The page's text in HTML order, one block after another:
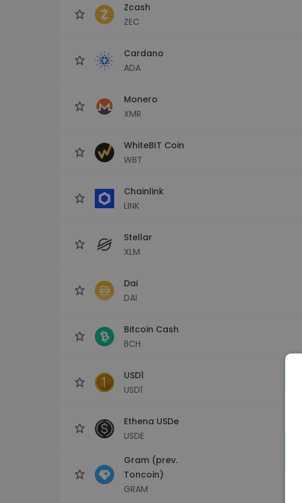
Zcash
ZEC
Cardano
ADA
Monero
XMR
WhiteBIT Coin
WBT
Chainlink
LINK
Stellar
XLM
Dai
DAI
Bitcoin Cash
BCH
USD1
USD1
Ethena USDe
USDE
Gram (prev.
Toncoin)
GRAM